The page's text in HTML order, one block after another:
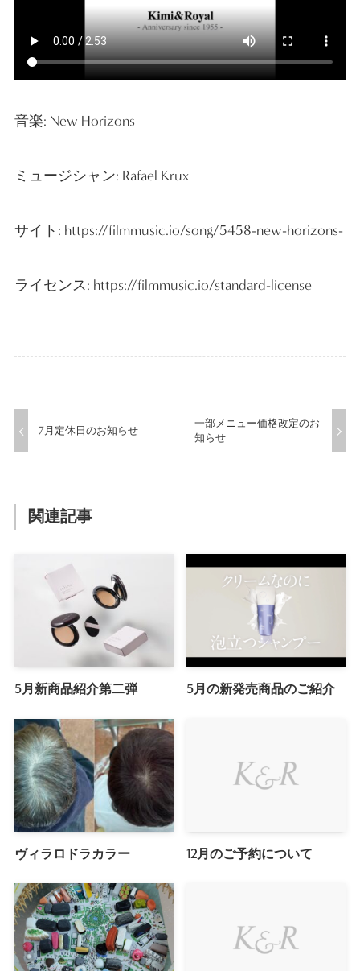
音楽: New Horizons
ミュージシャン: Rafael Krux
サイト: https://filmmusic.io/song/5458-new-horizons-
ライセンス: https://filmmusic.io/standard-license
7月定休日のお知らせ
一部メニュー価格改定のお
知らせ
関連記事
5月新商品紹介第二弾 5月の新発売商品のご紹介
ヴィラロドラカラー 12月のご予約について